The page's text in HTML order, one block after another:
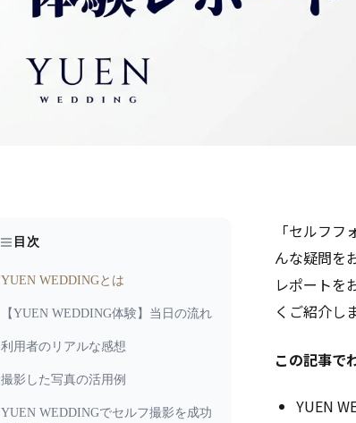
目次
YUEN WEDDINGとは
【YUEN WEDDING体験】当日の流れ
利用者のリアルな感想
撮影した写真の活用例
YUEN WEDDINGでセルフ撮影を成功
「セルフ
んな疑問を
レポートを
くご紹介し
この記事で
YUEN